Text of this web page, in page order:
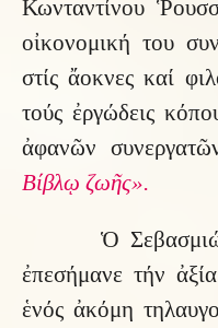
Κωνταντίνου
οἰκονομική του
στίς ἄοκνες καί
τούς ἐργώδεις
ἀφανῶν
Βίβλῳ ζωῆς».
Ὁ
ἐπεσήμανε τήν
ἑνός ἀκόμη